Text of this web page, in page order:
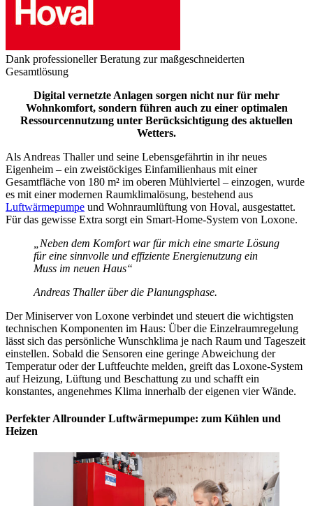
Dank professioneller Beratung zur maßgeschneiderten
Gesamtlösung
Digital vernetzte Anlagen sorgen nicht nur für mehr
Wohnkomfort, sondern führen auch zu einer optimalen
Ressourcennutzung unter Berücksichtigung des aktuellen
Wetters.
Als Andreas Thaller und seine Lebensgefährtin in ihr neues
Eigenheim – ein zweistöckiges Einfamilienhaus mit einer
Gesamtfläche von 180 m² im oberen Mühlviertel – einzogen, wurde
es mit einer modernen Raumklimalösung, bestehend aus
Luftwärmepumpe und Wohnraumlüftung von Hoval, ausgestattet.
Für das gewisse Extra sorgt ein Smart-Home-System von Loxone.
„Neben dem Komfort war für mich eine smarte Lösung
für eine sinnvolle und effiziente Energienutzung ein
Muss im neuen Haus“
Andreas Thaller über die Planungsphase.
Der Miniserver von Loxone verbindet und steuert die wichtigsten
technischen Komponenten im Haus: Über die Einzelraumregelung
lässt sich das persönliche Wunschklima je nach Raum und Tageszeit
einstellen. Sobald die Sensoren eine geringe Abweichung der
Temperatur oder der Luftfeuchte melden, greift das Loxone-System
auf Heizung, Lüftung und Beschattung zu und schafft ein
konstantes, angenehmes Klima innerhalb der eigenen vier Wände.
Perfekter Allrounder Luftwärmepumpe: zum Kühlen und
Heizen